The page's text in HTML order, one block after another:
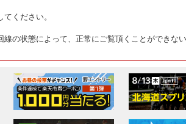
ください。
の状態によって、正常にご覧頂くことができな